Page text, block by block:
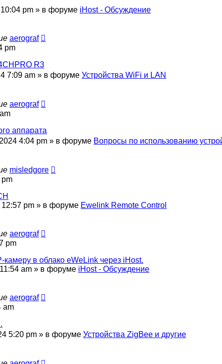
pm » в форуме iHost - Обсуждение
aerograf
pm
R3
7:09 am » в форуме Устройства WiFi и LAN
aerograf
аппарата
4:04 pm » в форуме Вопросы по использованию
misledgore
pm » в форуме Ewelink Remote Control
aerograf
pm
камеру в облако eWeLink через iHost.
am » в форуме iHost - Обсуждение
aerograf
am
5:20 pm » в форуме Устройства ZigBee и другие